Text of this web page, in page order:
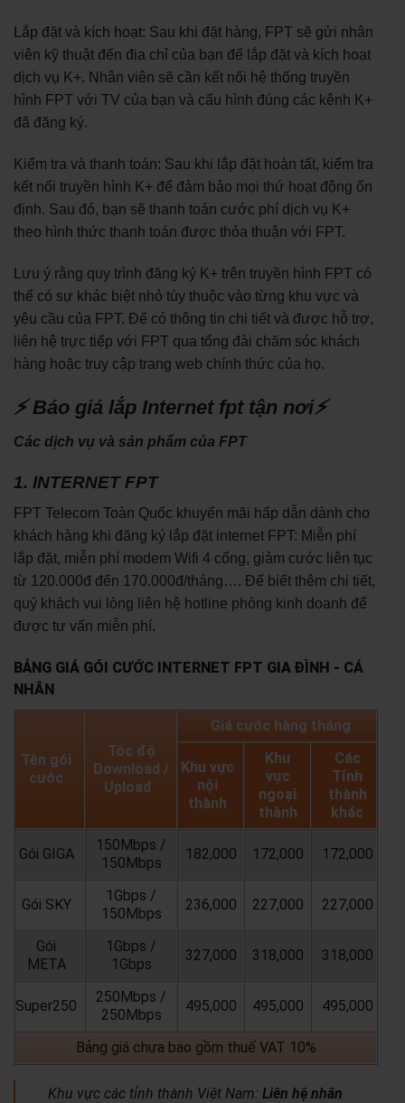
Lắp đặt và kích hoạt: Sau khi đặt hàng, FPT sẽ gửi nhân
viên kỹ thuật đến địa chỉ của bạn để lắp đặt và kích hoạt
dịch vụ K+. Nhân viên sẽ cần kết nối hệ thống truyền
hình FPT với TV của bạn và cấu hình đúng các kênh K+
đã đăng ký.
Kiểm tra và thanh toán: Sau khi lắp đặt hoàn tất, kiểm tra
kết nối truyền hình K+ để đảm bảo mọi thứ hoạt động ổn
định. Sau đó, bạn sẽ thanh toán cước phí dịch vụ K+
theo hình thức thanh toán được thỏa thuận với FPT.
Lưu ý rằng quy trình đăng ký K+ trên truyền hình FPT có
thể có sự khác biệt nhỏ tùy thuộc vào từng khu vực và
yêu cầu của FPT. Để có thông tin chi tiết và được hỗ trợ,
liên hệ trực tiếp với FPT qua tổng đài chăm sóc khách
hàng hoặc truy cập trang web chính thức của họ.
⚡ Báo giá lắp Internet fpt tận nơi⚡
Các dịch vụ và sản phẩm của FPT
1. INTERNET FPT
FPT Telecom Toàn Quốc khuyến mãi hấp dẫn dành cho
khách hàng khi đăng ký lắp đặt internet FPT: Miễn phí
lắp đặt, miễn phí modem Wifi 4 cổng, giảm cước liên tục
từ 120.000đ đến 170.000đ/tháng…. Để biết thêm chi tiết,
quý khách vui lòng liên hệ hotline phòng kinh doanh để
được tư vấn miễn phí.
BẢNG GIÁ GÓI CƯỚC INTERNET FPT GIA ĐÌNH - CÁ
NHÂN
Tên gói
cước
Tốc độ
Download /
Upload
Giá cước hàng tháng
Khu vực
nội
thành
Khu
vực
ngoại
thành
Các
Tỉnh
thành
khác
Gói GIGA
150Mbps /
150Mbps
182,000 172,000 172,000
Gói SKY
1Gbps /
150Mbps
236,000 227,000 227,000
Gói
META
1Gbps /
1Gbps
327,000 318,000 318,000
Super250
250Mbps /
250Mbps
495,000 495,000 495,000
Bảng giá chưa bao gồm thuế VAT 10%
Khu vực các tỉnh thành Việt Nam: Liên hệ nhân